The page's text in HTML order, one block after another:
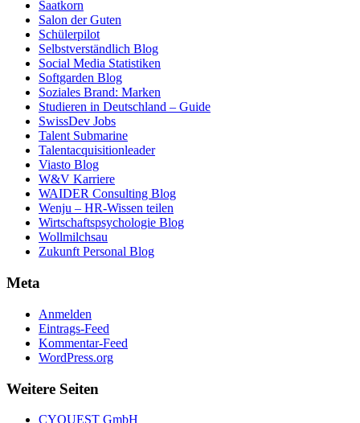
Saatkorn
Salon der Guten
Schülerpilot
Selbstverständlich Blog
Social Media Statistiken
Softgarden Blog
Soziales Brand: Marken
Studieren in Deutschland – Guide
SwissDev Jobs
Talent Submarine
Talentacquisitionleader
Viasto Blog
W&V Karriere
WAIDER Consulting Blog
Wenju – HR-Wissen teilen
Wirtschaftspsychologie Blog
Wollmilchsau
Zukunft Personal Blog
Meta
Anmelden
Eintrags-Feed
Kommentar-Feed
WordPress.org
Weitere Seiten
CYQUEST GmbH